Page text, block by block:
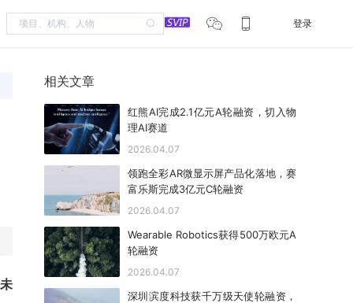
登录
相关文章
红熊AI完成2.1亿元A轮融资，切入物
理AI赛道
2026.04.07
领跑全彩AR微显示屏产品化落地，赛
富乐斯完成3亿元C轮融资
2026.04.07
Wearable Robotics获得500万欧元A
轮融资
2026.04.07
深圳滨度科技获千万级天使轮融资，